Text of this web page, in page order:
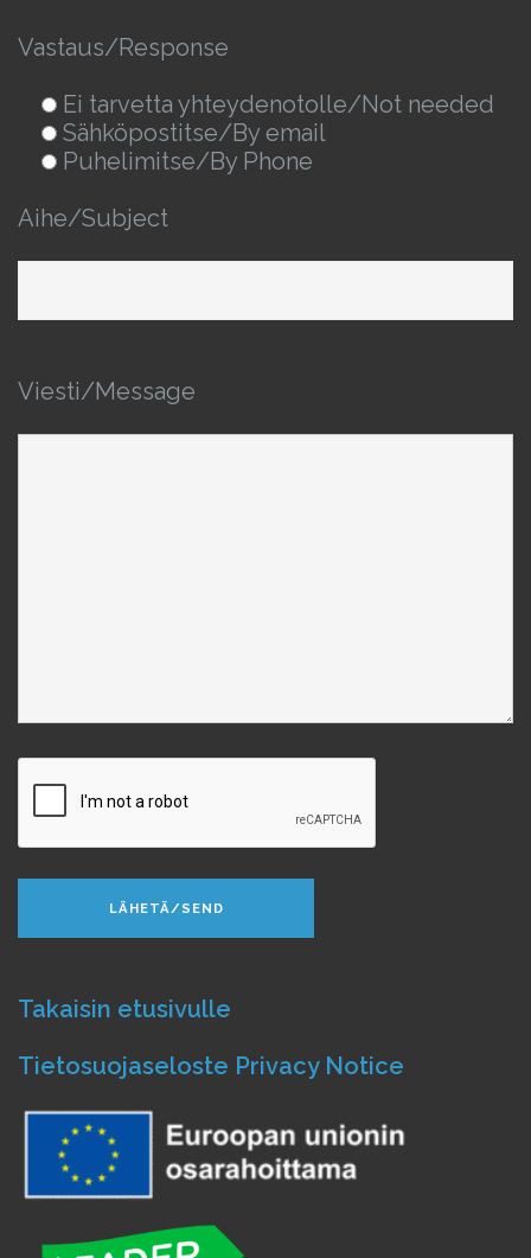
Vastaus/Response
Ei tarvetta yhteydenotolle/Not needed
Sähköpostitse/By email
Puhelimitse/By Phone
Aihe/Subject
Viesti/Message
Takaisin etusivulle
Tietosuojaseloste Privacy Notice